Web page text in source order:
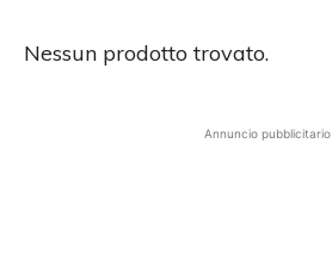
Nessun prodotto trovato.
Annuncio pubblicitario